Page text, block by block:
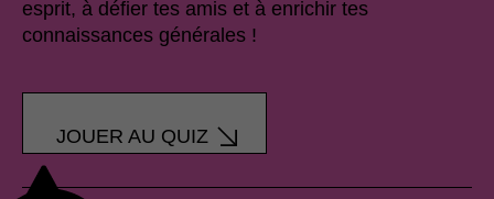
esprit, à défier tes amis et à enrichir tes
connaissances générales !
JOUER AU QUIZ